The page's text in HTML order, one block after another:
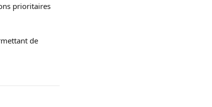
prioritaires
de